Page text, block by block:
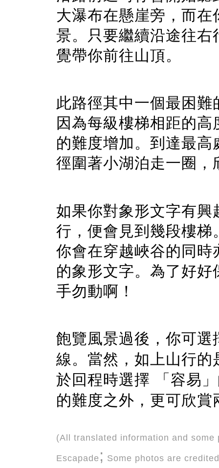
大瀑布在懸崖旁，而
景。只要繼續沿途往
覺帶你前往山頂。
此路徑其中一個最困
因為每級樓梯相距的
的難度增加。到達最
徑圍著小湖泊走一圈
如果你對象形文字有
行，便會見到幾段樓
你會在穿越峽谷的同
的象形文字。為了好
手勿動啊！
飽覽風景過後，你可
線。當然，如上山行
於回程時選擇
「容易
的難度之外，更可欣
(All translated information and
Escapade ; Some photos are